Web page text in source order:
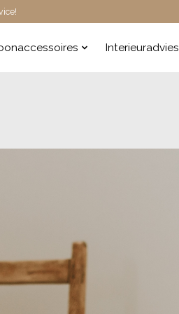
Interieuradvies